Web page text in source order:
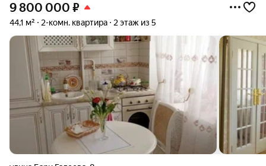
9 800 000 ₽
44,1 м² 2-комн. квартира 2 этаж из 5